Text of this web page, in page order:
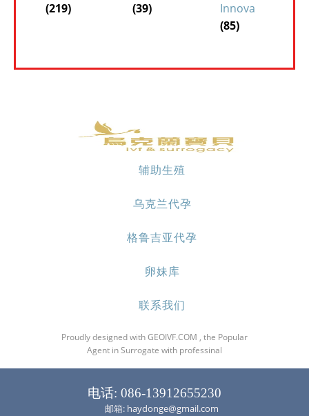
(219)
(39)
Innova
(85)
辅助生殖
乌克兰代孕
格鲁吉亚代孕
卵妹库
联系我们
Proudly designed with GEOIVF.COM , the Popular
Agent in Surrogate with professinal
电话: 086-13912655230
邮箱: haydonge@gmail.com